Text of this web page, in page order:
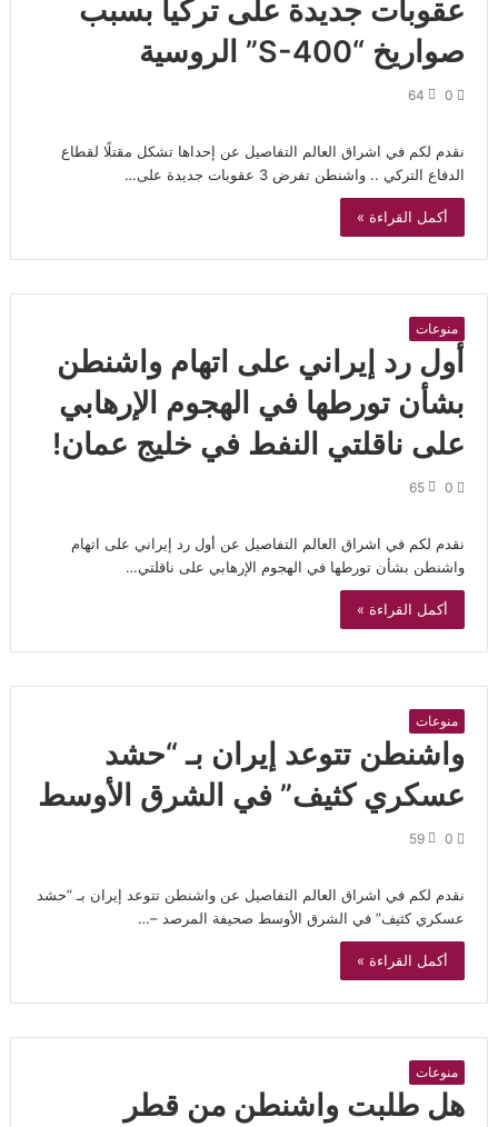
عقوبات جديدة على تركيا بسبب
صواريخ “S-400” الروسية
0
64
نقدم لكم في اشراق العالم التفاصيل عن إحداها تشكل مقتلًا لقطاع
الدفاع التركي .. واشنطن تفرض 3 عقوبات جديدة على…
أكمل القراءة »
منوعات
أول رد إيراني على اتهام واشنطن
بشأن تورطها في الهجوم الإرهابي
على ناقلتي النفط في خليج عمان!
0
65
نقدم لكم في اشراق العالم التفاصيل عن أول رد إيراني على اتهام
واشنطن بشأن تورطها في الهجوم الإرهابي على ناقلتي…
أكمل القراءة »
منوعات
واشنطن تتوعد إيران بـ “حشد
عسكري كثيف” في الشرق الأوسط
0
59
نقدم لكم في اشراق العالم التفاصيل عن واشنطن تتوعد إيران بـ “حشد
عسكري كثيف” في الشرق الأوسط صحيفة المرصد –…
أكمل القراءة »
منوعات
هل طلبت واشنطن من قطر